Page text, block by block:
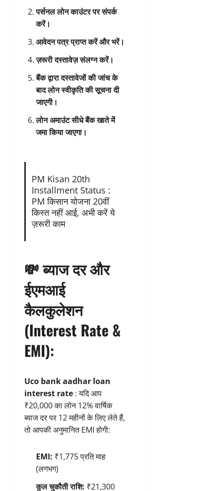
पर्सनल लोन काउंटर पर संपर्क
करें।
आवेदन पत्र प्राप्त करें और भरें।
ज़रूरी दस्तावेज़ संलग्न करें।
बैंक द्वारा दस्तावेजों की जांच के
बाद लोन स्वीकृति की सूचना दी
जाएगी।
लोन अमाउंट सीधे बैंक खाते में
जमा किया जाएगा।
PM Kisan 20th
Installment Status :
PM किसान योजना 20वीं
किस्त नहीं आई, अभी करें ये
ज़रूरी काम
💸ब्याज दर और
ईएमआई
कैलकुलेशन
(Interest Rate &
EMI):
Uco bank aadhar loan
interest rate : यदि आप
₹20,000 का लोन 12% वार्षिक
ब्याज दर पर 12 महीनों के लिए लेते हैं,
तो आपकी अनुमानित EMI होगी:
EMI: ₹1,775 प्रति माह
(लगभग)
कुल चुकौती राशि: ₹21,300